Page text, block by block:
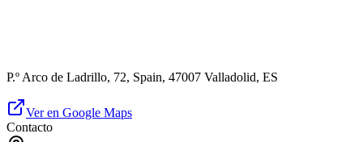
P.º Arco de Ladrillo, 72, Spain, 47007 Valladolid, ES
Ver en Google Maps
Contacto